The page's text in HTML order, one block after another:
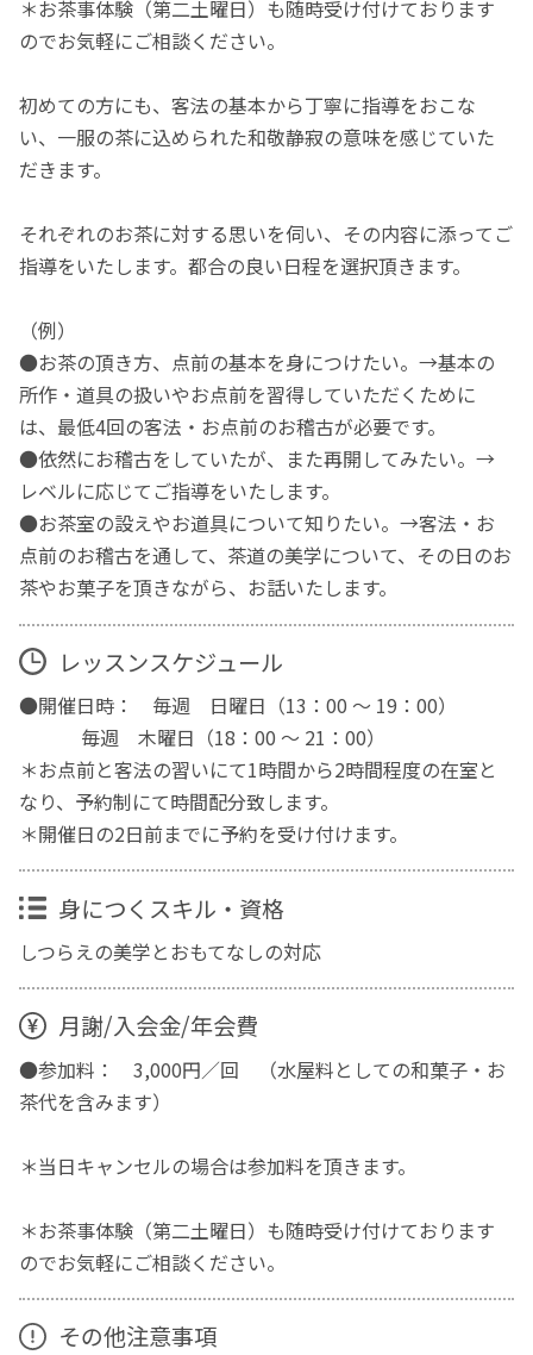
＊お茶事体験（第二土曜日）も随時受け付けております
のでお気軽にご相談ください。
初めての方にも、客法の基本から丁寧に指導をおこな
い、一服の茶に込められた和敬静寂の意味を感じていた
だきます。
それぞれのお茶に対する思いを伺い、その内容に添ってご
指導をいたします。都合の良い日程を選択頂きます。
（例）
●お茶の頂き方、点前の基本を身につけたい。→基本の
所作・道具の扱いやお点前を習得していただくために
は、最低4回の客法・お点前のお稽古が必要です。
●依然にお稽古をしていたが、また再開してみたい。→
レベルに応じてご指導をいたします。
●お茶室の設えやお道具について知りたい。→客法・お
点前のお稽古を通して、茶道の美学について、その日のお
茶やお菓子を頂きながら、お話いたします。
レッスンスケジュール
●開催日時： 毎週 日曜日（13：00 ～ 19：00）
毎週 木曜日（18：00 〜 21：00）
＊お点前と客法の習いにて1時間から2時間程度の在室と
なり、予約制にて時間配分致します。
＊開催日の2日前までに予約を受け付けます。
身につくスキル・資格
しつらえの美学とおもてなしの対応
月謝/入会金/年会費
●参加料： 3,000円／回 （水屋料としての和菓子・お
茶代を含みます）
＊当日キャンセルの場合は参加料を頂きます。
＊お茶事体験（第二土曜日）も随時受け付けております
のでお気軽にご相談ください。
その他注意事項